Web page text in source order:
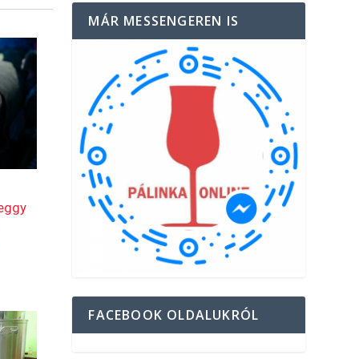
MÁR MESSENGEREN IS
FACEBOOK OLDALUKRÓL